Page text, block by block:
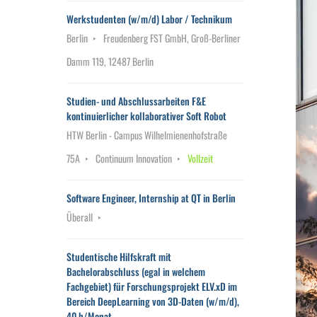
Werkstudenten (w/m/d) Labor / Technikum
Berlin
Freudenberg FST GmbH, Groß-Berliner
Damm 119, 12487 Berlin
Studien- und Abschlussarbeiten F&E
kontinuierlicher kollaborativer Soft Robot
HTW Berlin - Campus Wilhelmienenhofstraße
75A
Continuum Innovation Vollzeit
Software Engineer, Internship at QT in Berlin
Überall
Studentische Hilfskraft mit
Bachelorabschluss (egal in welchem
Fachgebiet) für Forschungsprojekt ELV.xD im
Bereich DeepLearning von 3D-Daten (w/m/d),